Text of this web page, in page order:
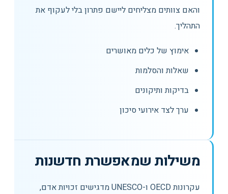
והאם צוותים מצליחים ליישם פתרון בלי לעקוף את
התהליך.
אימוץ של כלים מאושרים
שאלות והסלמות
בדיקות ותיקונים
ערך לצד אירועי סיכון
משילות שמאפשרת חדשנות
עקרונות OECD ו-UNESCO מדגישים זכויות אדם,